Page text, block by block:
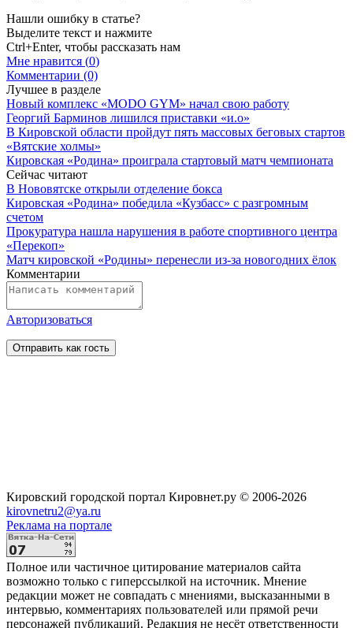
Нашли ошибку в статье?
Выделите текст и нажмите
Ctrl+Enter, чтобы рассказать нам
Мне нравится (0)
Комментарии (0)
Лучшее в разделе
Новый комплекс «MODO GYM» начал свою работу
Георгий Барминов лишился приставки «и.о»
В Кировской области пройдут пять массовых беговых стартов
«Вятские холмы»
Кировская «Родина» проиграла стартовый матч чемпионата
Сейчас читают
В Нововятске открыли отделение бокса
Кировская «Родина» победила «Кузбасс» с разгромным
счетом
Прокуратура нашла нарушения в работе спортивного центра
«Перекоп»
Матч кировской «Родины» перенесли из-за новогодних ёлок
Комментарии
Авторизоваться
Кировский городской портал Кировнет.ру © 2006-2026
kirovnetru2@ya.ru
Реклама на портале
Полное или частичное цитирование материалов сайта
возможно только с гиперссылкой на источник. Мнение
редакции может не совпадать с мнениями, высказанными в
интервью, комментариях пользователей или прямой речи
персонажей публикаций. Редакция не несёт ответственности